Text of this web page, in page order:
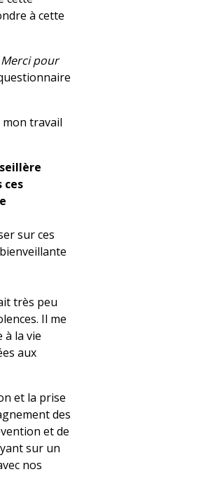
à cette
Merci pour
mon travail
ces
sur ces
très peu
Il me
à la vie
aux
et la prise
des
et de
sur un
nos